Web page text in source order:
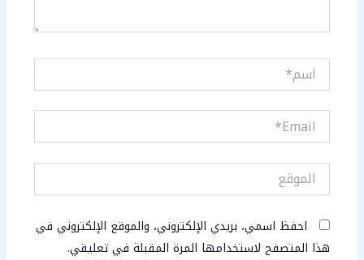
اسم*
Email*
الموقع
احفظ اسمي، بريدي الإلكتروني، والموقع الإلكتروني في
هذا المتصفح لاستخدامها المرة المقبلة في تعليقي.